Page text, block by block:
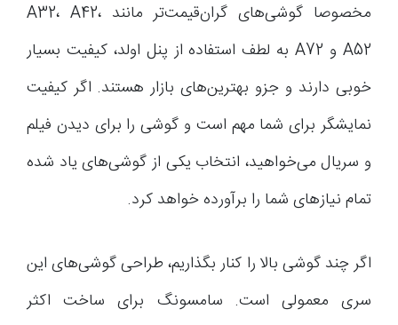
مخصوصا گوشی‌های گران‌قیمت‌تر مانند A32، A42،
A52 و A72 به لطف استفاده از پنل اولد، کیفیت بسیار
خوبی دارند و جزو بهترین‌های بازار هستند. اگر کیفیت
نمایشگر برای شما مهم است و گوشی را برای دیدن فیلم
و سریال می‌خواهید، انتخاب یکی از گوشی‌های یاد شده
تمام نیازهای شما را برآورده خواهد کرد.
اگر چند گوشی بالا را کنار بگذاریم، طراحی گوشی‌های این
سری معمولی است. سامسونگ برای ساخت اکثر